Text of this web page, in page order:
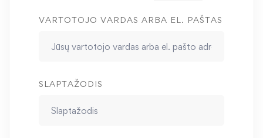
VARTOTOJO VARDAS ARBA EL. PAŠTAS
SLAPTAŽODIS